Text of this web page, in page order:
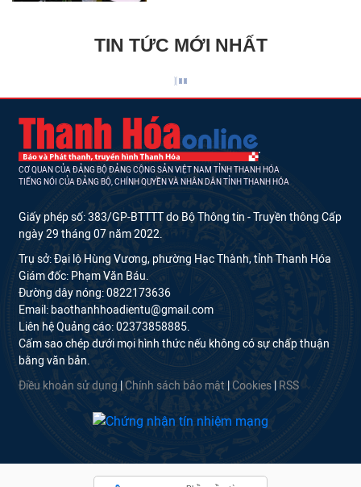
TIN TỨC MỚI NHẤT
CƠ QUAN CỦA ĐẢNG BỘ ĐẢNG CỘNG SẢN VIỆT NAM TỈNH THANH HÓA
TIẾNG NÓI CỦA ĐẢNG BỘ, CHÍNH QUYỀN VÀ NHÂN DÂN TỈNH THANH HÓA
Giấy phép số: 383/GP-BTTTT do Bộ Thông tin - Truyền thông Cấp
ngày 29 tháng 07 năm 2022.
Trụ sở: Đại lộ Hùng Vương, phường Hạc Thành, tỉnh Thanh Hóa
Giám đốc: Phạm Văn Báu.
Đường dây nóng: 0822173636
Email: baothanhhoadientu@gmail.com
Liên hệ Quảng cáo: 02373858885.
Cấm sao chép dưới mọi hình thức nếu không có sự chấp thuận
bằng văn bản.
Điều khoản sử dụng Chính sách bảo mật Cookies RSS